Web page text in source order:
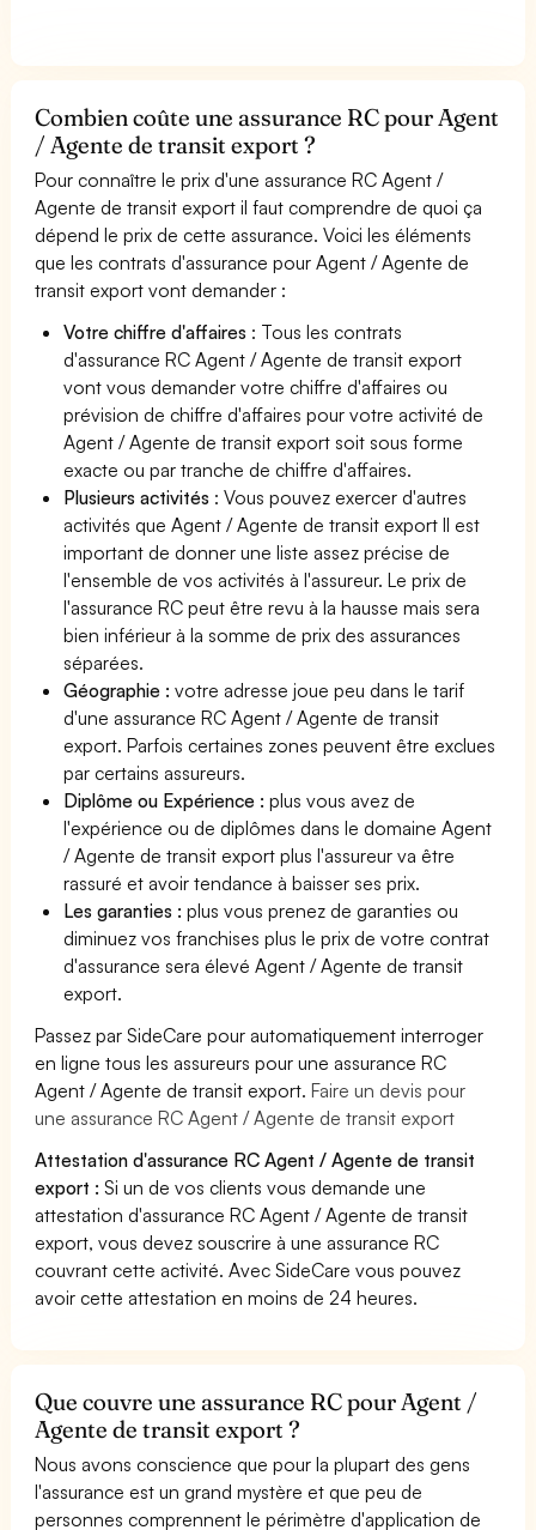
Combien coûte une assurance RC pour Agent
/ Agente de transit export ?
Pour connaître le prix d'une assurance RC Agent /
Agente de transit export il faut comprendre de quoi ça
dépend le prix de cette assurance. Voici les éléments
que les contrats d'assurance pour Agent / Agente de
transit export vont demander :
Votre chiffre d'affaires : Tous les contrats
d'assurance RC Agent / Agente de transit export
vont vous demander votre chiffre d'affaires ou
prévision de chiffre d'affaires pour votre activité de
Agent / Agente de transit export soit sous forme
exacte ou par tranche de chiffre d'affaires.
Plusieurs activités : Vous pouvez exercer d'autres
activités que Agent / Agente de transit export Il est
important de donner une liste assez précise de
l'ensemble de vos activités à l'assureur. Le prix de
l'assurance RC peut être revu à la hausse mais sera
bien inférieur à la somme de prix des assurances
séparées.
Géographie :votre adresse joue peu dans le tarif
d'une assurance RC Agent / Agente de transit
export. Parfois certaines zones peuvent être exclues
par certains assureurs.
Diplôme ou Expérience :plus vous avez de
l'expérience ou de diplômes dans le domaine Agent
/ Agente de transit export plus l'assureur va être
rassuré et avoir tendance à baisser ses prix.
Les garanties :plus vous prenez de garanties ou
diminuez vos franchises plus le prix de votre contrat
d'assurance sera élevé Agent / Agente de transit
export.
Passez par SideCare pour automatiquement interroger
en ligne tous les assureurs pour une assurance RC
Agent / Agente de transit export.Faire un devis pour
une assurance RC Agent / Agente de transit export
Attestation d'assurance RC Agent / Agente de transit
export : Si un de vos clients vous demande une
attestation d'assurance RC Agent / Agente de transit
export, vous devez souscrire à une assurance RC
couvrant cette activité. Avec SideCare vous pouvez
avoir cette attestation en moins de 24 heures.
Que couvre une assurance RC pour Agent /
Agente de transit export ?
Nous avons conscience que pour la plupart des gens
l'assurance est un grand mystère et que peu de
personnes comprennent le périmètre d'application de